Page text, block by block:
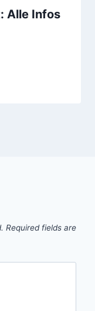
Alle Infos
Required fields are